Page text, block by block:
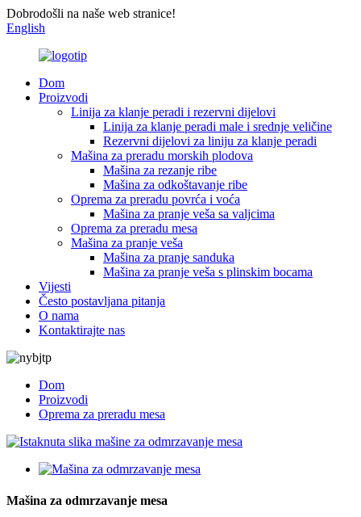
Dobrodošli na naše web stranice!
English
Dom
Proizvodi
Linija za klanje peradi i rezervni dijelovi
Linija za klanje peradi male i srednje veličine
Rezervni dijelovi za liniju za klanje peradi
Mašina za preradu morskih plodova
Mašina za rezanje ribe
Mašina za odkoštavanje ribe
Oprema za preradu povrća i voća
Mašina za pranje veša sa valjcima
Oprema za preradu mesa
Mašina za pranje veša
Mašina za pranje sanduka
Mašina za pranje veša s plinskim bocama
Vijesti
Često postavljana pitanja
O nama
Kontaktirajte nas
Dom
Proizvodi
Oprema za preradu mesa
Mašina za odmrzavanje mesa